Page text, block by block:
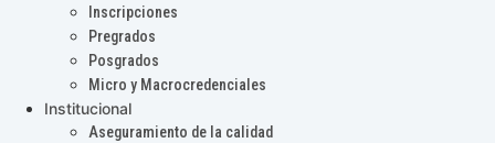
Inscripciones
Pregrados
Posgrados
Micro y Macrocredenciales
Institucional
Aseguramiento de la calidad